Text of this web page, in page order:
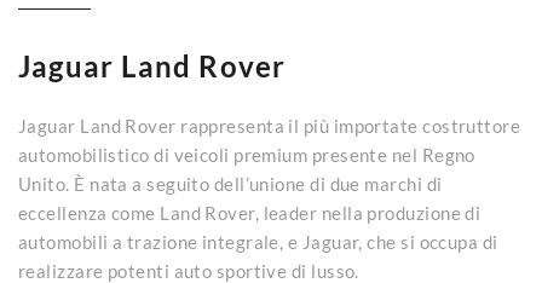
Jaguar Land Rover
Jaguar Land Rover rappresenta il più importate costruttore
automobilistico di veicoli premium presente nel Regno
Unito. È nata a seguito dell’unione di due marchi di
eccellenza come Land Rover, leader nella produzione di
automobili a trazione integrale, e Jaguar, che si occupa di
realizzare potenti auto sportive di lusso.